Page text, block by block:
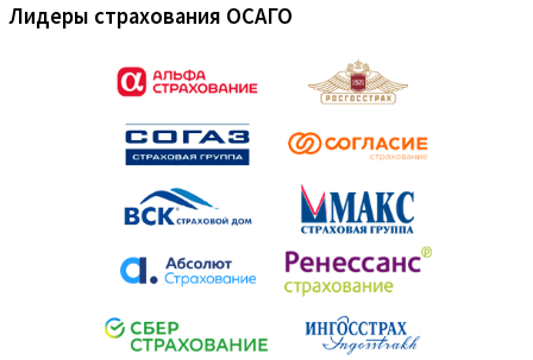
Лидеры страхования ОСАГО